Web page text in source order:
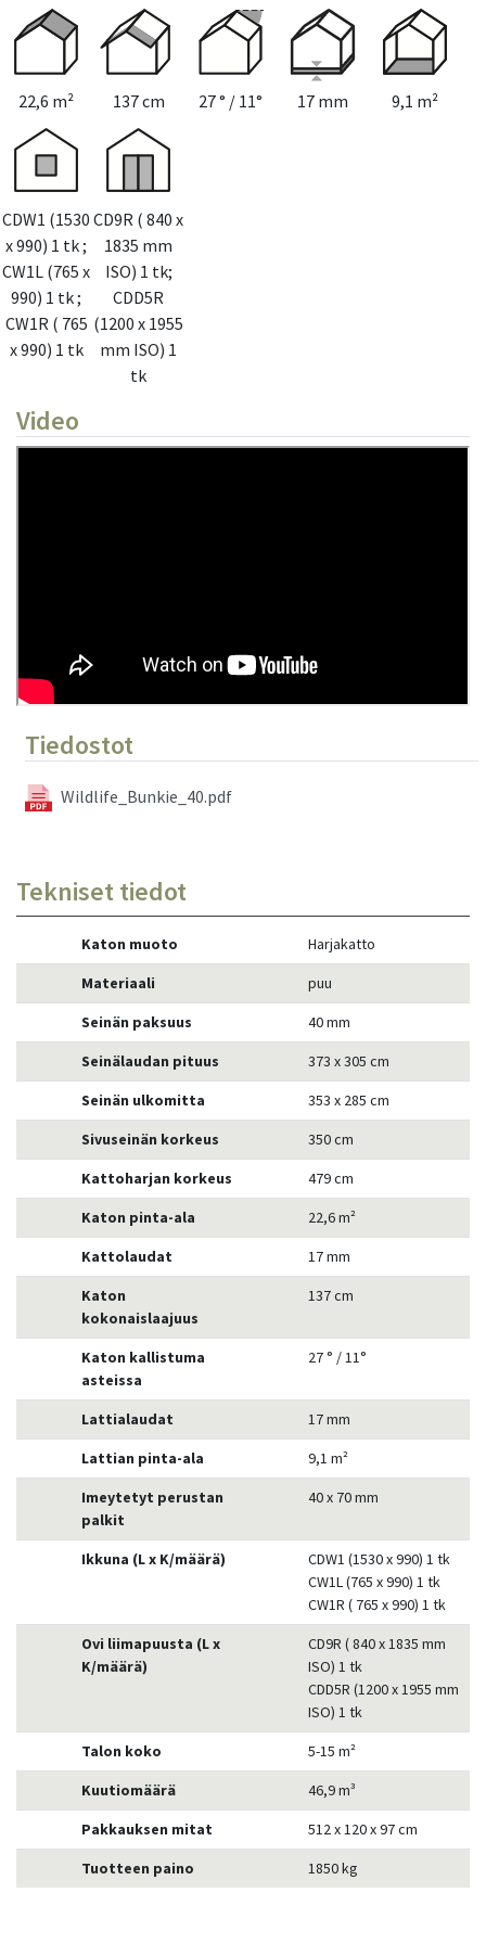
Terassi 400 x 500(+700€)
Terassi 400 x 600 (+767€)
Terassi 500 x 400(+700€)
Terassi 500 x 500
(+767€)
22,6 m² 137 cm 27 ° / 11° 17 mm 9,1 m²
CDW1 (1530
x 990) 1 tk ;
CW1L (765 x
990) 1 tk ;
CW1R ( 765
x 990) 1 tk
CD9R ( 840 x
1835 mm
ISO) 1 tk;
CDD5R
(1200 x 1955
mm ISO) 1
tk
Video
Tiedostot
Wildlife_Bunkie_40.pdf
Tekniset tiedot
Katon muoto
Harjakatto
Materiaali
puu
Seinän paksuus
40 mm
Seinälaudan pituus
373 x 305 cm
Seinän ulkomitta
353 x 285 cm
Sivuseinän korkeus
350 cm
Kattoharjan korkeus
479 cm
Katon pinta-ala
22,6 m²
Kattolaudat
17 mm
Katon
kokonaislaajuus
137 cm
Katon kallistuma
asteissa
27 ° / 11°
Lattialaudat
17 mm
Lattian pinta-ala
9,1 m²
Imeytetyt perustan
palkit
40 x 70 mm
Ikkuna (L x K/määrä)
CDW1 (1530 x 990) 1 tk
CW1L (765 x 990) 1 tk
CW1R ( 765 x 990) 1 tk
Ovi liimapuusta (L x
K/määrä)
CD9R ( 840 x 1835 mm
ISO) 1 tk
CDD5R (1200 x 1955 mm
ISO) 1 tk
Talon koko
5-15 m²
Kuutiomäärä
46,9 m³
Pakkauksen mitat
512 x 120 x 97 cm
Tuotteen paino
1850 kg